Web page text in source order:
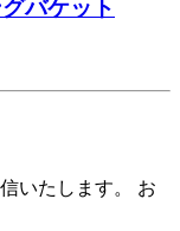
バケット
いたします。 お